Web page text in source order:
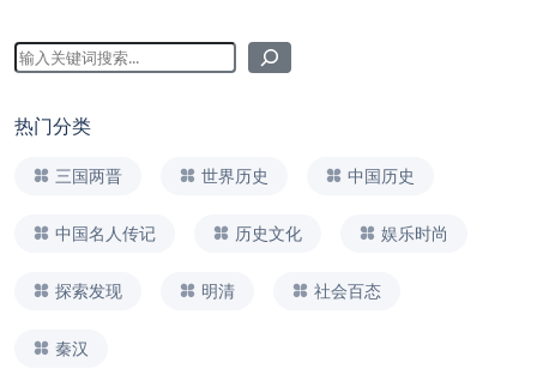
热门分类
三国两晋 世界历史 中国历史
中国名人传记 历史文化 娱乐时尚
探索发现 明清 社会百态
秦汉